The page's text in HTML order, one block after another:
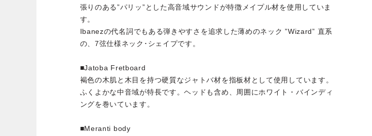
張りのある”パリッ”とした高音域サウンドが特徴メイプル材を使用していま
す。
Ibanezの代名詞でもある弾きやすさを追求した薄めのネック ”Wizard” 直系
の、7弦仕様ネック･シェイプです。
■Jatoba Fretboard
褐色の木肌と木目を持つ硬質なジャトバ材を指板材として使用しています。
ふくよかな中音域が特長です。ヘッドも含め、周囲にホワイト・バインディ
ングを巻いています。
■Meranti body